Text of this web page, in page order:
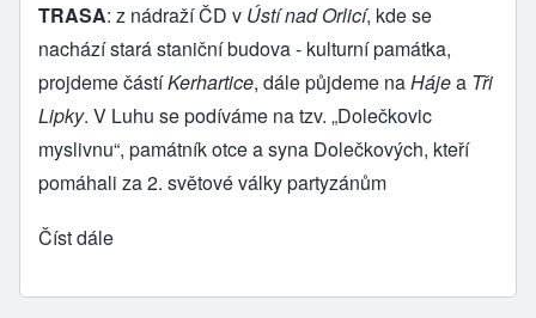
TRASA: z nádraží ČD v Ústí nad Orlicí, kde se
nachází stará staniční budova - kulturní památka,
projdeme částíKerhartice, dále půjdeme naHájea Tři
Lipky. V Luhu se podíváme na tzv. „Dolečkovic
myslivnu“, památník otce a syna Dolečkových, kteří
pomáhali za 2. světové války partyzánům
Číst dále